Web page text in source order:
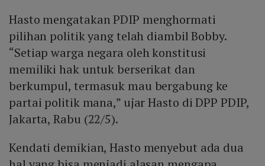
Hasto mengatakan PDIP menghormati
pilihan politik yang telah diambil Bobby.
“Setiap warga negara oleh konstitusi
memiliki hak untuk berserikat dan
berkumpul, termasuk mau bergabung ke
partai politik mana,” ujar Hasto di DPP PDIP,
Jakarta, Rabu (22/5).
Kendati demikian, Hasto menyebut ada dua